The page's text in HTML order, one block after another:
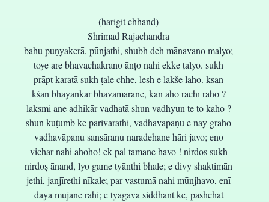
(harigit chhand)
Shrimad Rajachandra
bahu puṇyakerā, pūnjathi, shubh deh mānavano malyo;
toye are bhavachakrano ānțo nahi ekke ṭalyo. sukh
prāpt karatā sukh ṭale chhe, lesh e lakše laho. ksan
kśan bhayankar bhāvamarane, kān aho rāchī raho ?
laksmi ane adhikār vadhatā shun vadhyun te to kaho ?
shun kuṭumb ke parivārathi, vadhavāpaṇu e nay graho
vadhavāpanu sansāranu naradehane hāri javo; eno
vichar nahi ahoho! ek pal tamane havo ! nirdos sukh
nirdoș ānand, lyo game tyānthi bhale; e divy shaktimān
jethi, janjīrethi nīkale; par vastumā nahi mūnjhavo, enī
dayā mujane rahi; e tyāgavā siddhant ke, pashchāt